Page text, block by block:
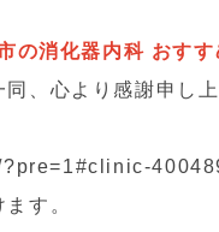
の消化器内科 おす
、心より感謝申し
す。